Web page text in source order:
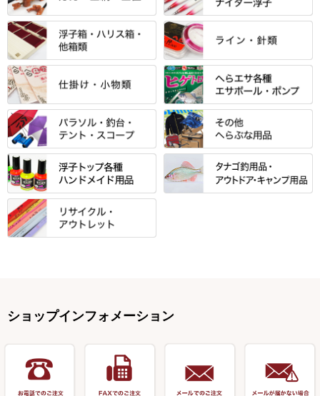
エントラント・ＳＰＷシリーズ
スモールクロコダイルシリーズ
エクセーヌ・スエードシリーズ
バッグ・小物ケース・ワッペン
クッション・シート・スカー
ト・エプロン
保護ケース
アクリルシリーズ・アクセサリ
「至高」シリーズ
万力付お膳
クワセ皿・コブ皿・角皿
浮子筒・浮子箱・ハリス箱・玉
ノ柄スタンド
小物箱・うどん箱・うどん皿
ハサミケース
カウンター
針外し・糸ほどき
シマノ
ダイワ
がまかつ
サクラ・NISSIN・合成竿・他
光竹作 カーボン竿掛・玉ノ柄
匠絆・かちどき・旋（めぐ
る）・千望・千尋・悠月・その
他
すべて
当店オリジナル「勝俊」作
光竹 製品
松村作（万力）
松村作（先受・その他）
万久作
岐山 製品
逍遥（しょうよう）
玉網（高級品）
すべて
忠相・一志
昴 ・TOMO
りきや ・ 大祐
心也・士天・狂鬼
伊吹 ・ SATTO
KEN∑HI【ケンシ】
すべて
金鯱 シリーズ
浮子箱
浮子立て・浮子筒
ハリスケース
仕掛箱・小物箱
ハリスメジャー系
すべて
東レ・ラーヂ
サンライン ・ ダン
鬼掛・MARUTO
すべて
ウキ止めストッパー・糸・チュ
ーブ
ウキゴム 遊動式
松葉仕掛用
底取りアイテム
ハサミ
すべて
マルキュー 麩系
マルキュー その他
ポンプ絞り器・ポンプ類
すべて
パラソル
テント
リーズ
釣台 釣宝・その他
すべて
バック＆ロッドケース
偏光サングラス
すべて
浮子用素材
塗料用 筆
装飾品
リサイクル 竹竿（～19,999円）
リサイクル 竹竿（深山）
リサイクル 浮子
ショップインフォメーション